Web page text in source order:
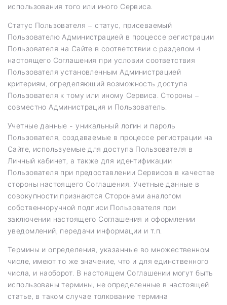
использования того или иного Сервиса.
Статус Пользователя – статус, присеваемый
Пользователю Администрацией в процессе регистрации
Пользователя на Сайте в соответствии с разделом 4
настоящего Соглашения при условии соответствия
Пользователя установленным Администрацией
критериям, определяющий возможность доступа
Пользователя к тому или иному Сервиса. Стороны –
совместно Администрация и Пользователь.
Учетные данные - уникальный логин и пароль
Пользователя, создаваемые в процессе регистрации на
Сайте, используемые для доступа Пользователя в
Личный кабинет, а также для идентификации
Пользователя при предоставлении Сервисов в качестве
стороны настоящего Соглашения. Учетные данные в
совокупности признаются Сторонами аналогом
собственноручной подписи Пользователя при
заключении настоящего Соглашения и оформлении
уведомлений, передачи информации и т.п.
Термины и определения, указанные во множественном
числе, имеют то же значение, что и для единственного
числа, и наоборот. В настоящем Соглашении могут быть
использованы термины, не определенные в настоящей
статье, в таком случае толкование термина